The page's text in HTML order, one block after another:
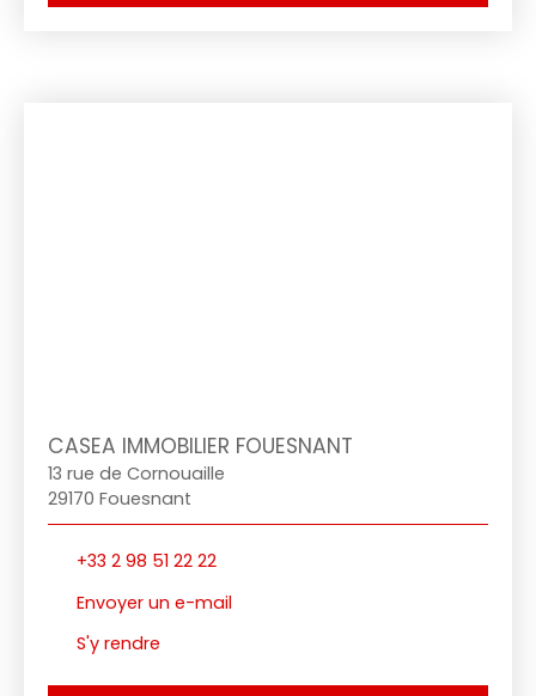
CASEA IMMOBILIER FOUESNANT
13 rue de Cornouaille
29170 Fouesnant
+33 2 98 51 22 22
Envoyer un e-mail
S'y rendre